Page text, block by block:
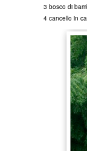
3 bosco di
4 cancello in